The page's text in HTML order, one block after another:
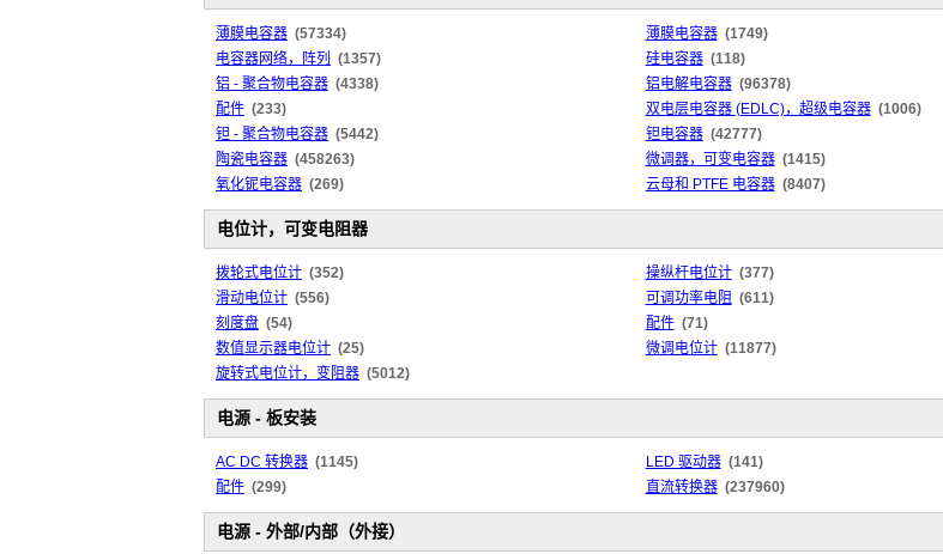
薄膜电容器 (57334) 薄膜电容器 (1749)
电容器网络，阵列
(1357) 硅电容器 (118)
铝 - 聚合物电容器 (4338) 铝电解电容器 (96378)
配件 (233) 双电层电容器 (EDLC)，超级电容器 (1006)
钽 - 聚合物电容器 (5442) 钽电容器 (42777)
陶瓷电容器 (458263) 微调器，可变电容器 (1415)
氧化铌电容器 (269) 云母和 PTFE 电容器 (8407)
电位计，可变电阻器
拨轮式电位计 (352) 操纵杆电位计 (377)
滑动电位计 (556) 可调功率电阻 (611)
刻度盘 (54) 配件 (71)
数值显示器电位计 (25) 微调电位计 (11877)
旋转式电位计，变阻器 (5012)
电源 - 板安装
AC DC 转换器 (1145) LED 驱动器 (141)
配件 (299) 直流转换器 (237960)
电源 - 外部/内部（外接）